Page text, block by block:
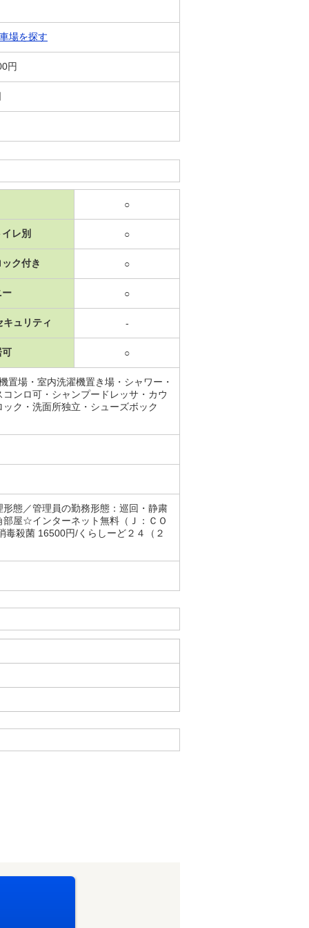
場を探す
円
○
レ別 ○
ク付き ○
ー ○
キュリティ -
可 ○
置場・室内洗濯機置き場・シャワー・
ンロ可・シャンプードレッサ・カウ
ク・洗面所独立・シューズボック
態／管理員の勤務形態：巡回・静粛
屋☆インターネット無料（Ｊ：ＣＯ
殺菌 16500円/くらしーど２４（２